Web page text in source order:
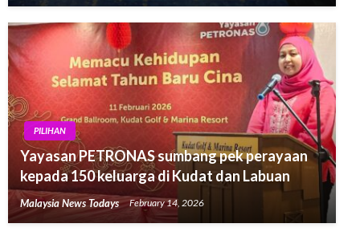
PILIHAN
Yayasan PETRONAS sumbang pek perayaan
kepada 150 keluarga di Kudat dan Labuan
Malaysia News Todays February 14, 2026